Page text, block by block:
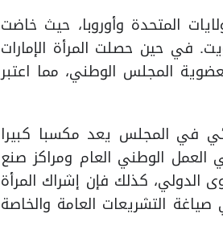
المتحدة وأوروبا، حيث خاضت
في حين حصلت المرأة الإمارات
لعضوية المجلس الوطني، مما اعتبر
في المجلس يعد مكسبا كبيرا
العمل الوطني العام ومراكز صنع
الدولي، كذلك فإن إشراك المرأة
التشريعات العامة والخاصة